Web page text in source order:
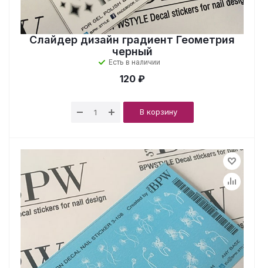
Слайдер дизайн градиент Геометрия
черный
Есть в наличии
120 ₽
В корзину